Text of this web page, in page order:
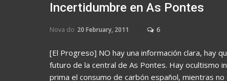
Incertidumbre en As Pontes
Nova do 20 February, 2011 6
[El Progreso] NO hay una información clara, hay
futuro de la central de As Pontes. Hay ocultismo
prima el consumo de carbón español, mientras